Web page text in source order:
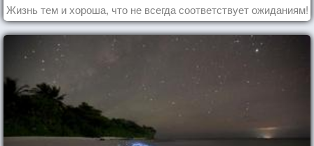
Жизнь тем и хороша, что не всегда соответствует ожиданиям!